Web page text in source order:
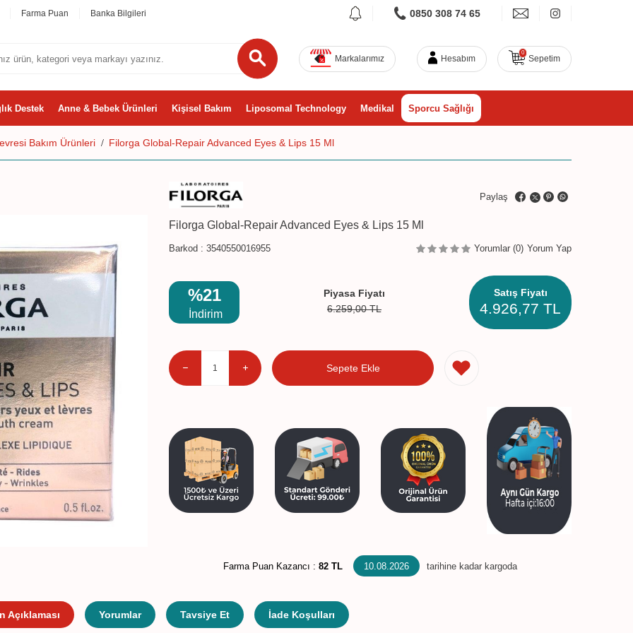
Farma Puan Banka Bilgileri 0850 308 74 65
Markalarımız Hesabım
0
Sepetim
Destek Anne & Bebek Ürünleri Kişisel Bakım Liposomal Technology Medikal Sporcu Sağlığı
Bakım Ürünleri Filorga Global-Repair Advanced Eyes & Lips 15 Ml
Paylaş
Filorga Global-Repair Advanced Eyes & Lips 15 Ml
Barkod : 3540550016955 Yorumlar (0) Yorum Yap
%21
İndirim
Piyasa Fiyatı
6.259,00TL
Satış Fiyatı
4.926,77 TL
Sepete Ekle
Farma Puan Kazancı : 82 TL 10.08.2026 tarihine kadar kargoda
Açıklaması Yorumlar Tavsiye Et İade Koşulları